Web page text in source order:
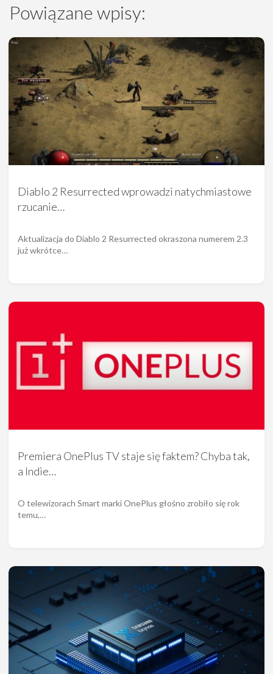
Powiązane wpisy:
Diablo 2 Resurrected wprowadzi natychmiastowe
rzucanie…
Aktualizacja do Diablo 2 Resurrected okraszona numerem 2.3
już wkrótce…
Premiera OnePlus TV staje się faktem? Chyba tak,
a Indie…
O telewizorach Smart marki OnePlus głośno zrobiło się rok
temu,…